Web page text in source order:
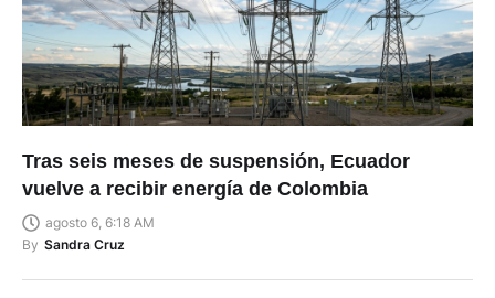
Tras seis meses de suspensión, Ecuador
vuelve a recibir energía de Colombia
agosto 6, 6:18 AM
By Sandra Cruz